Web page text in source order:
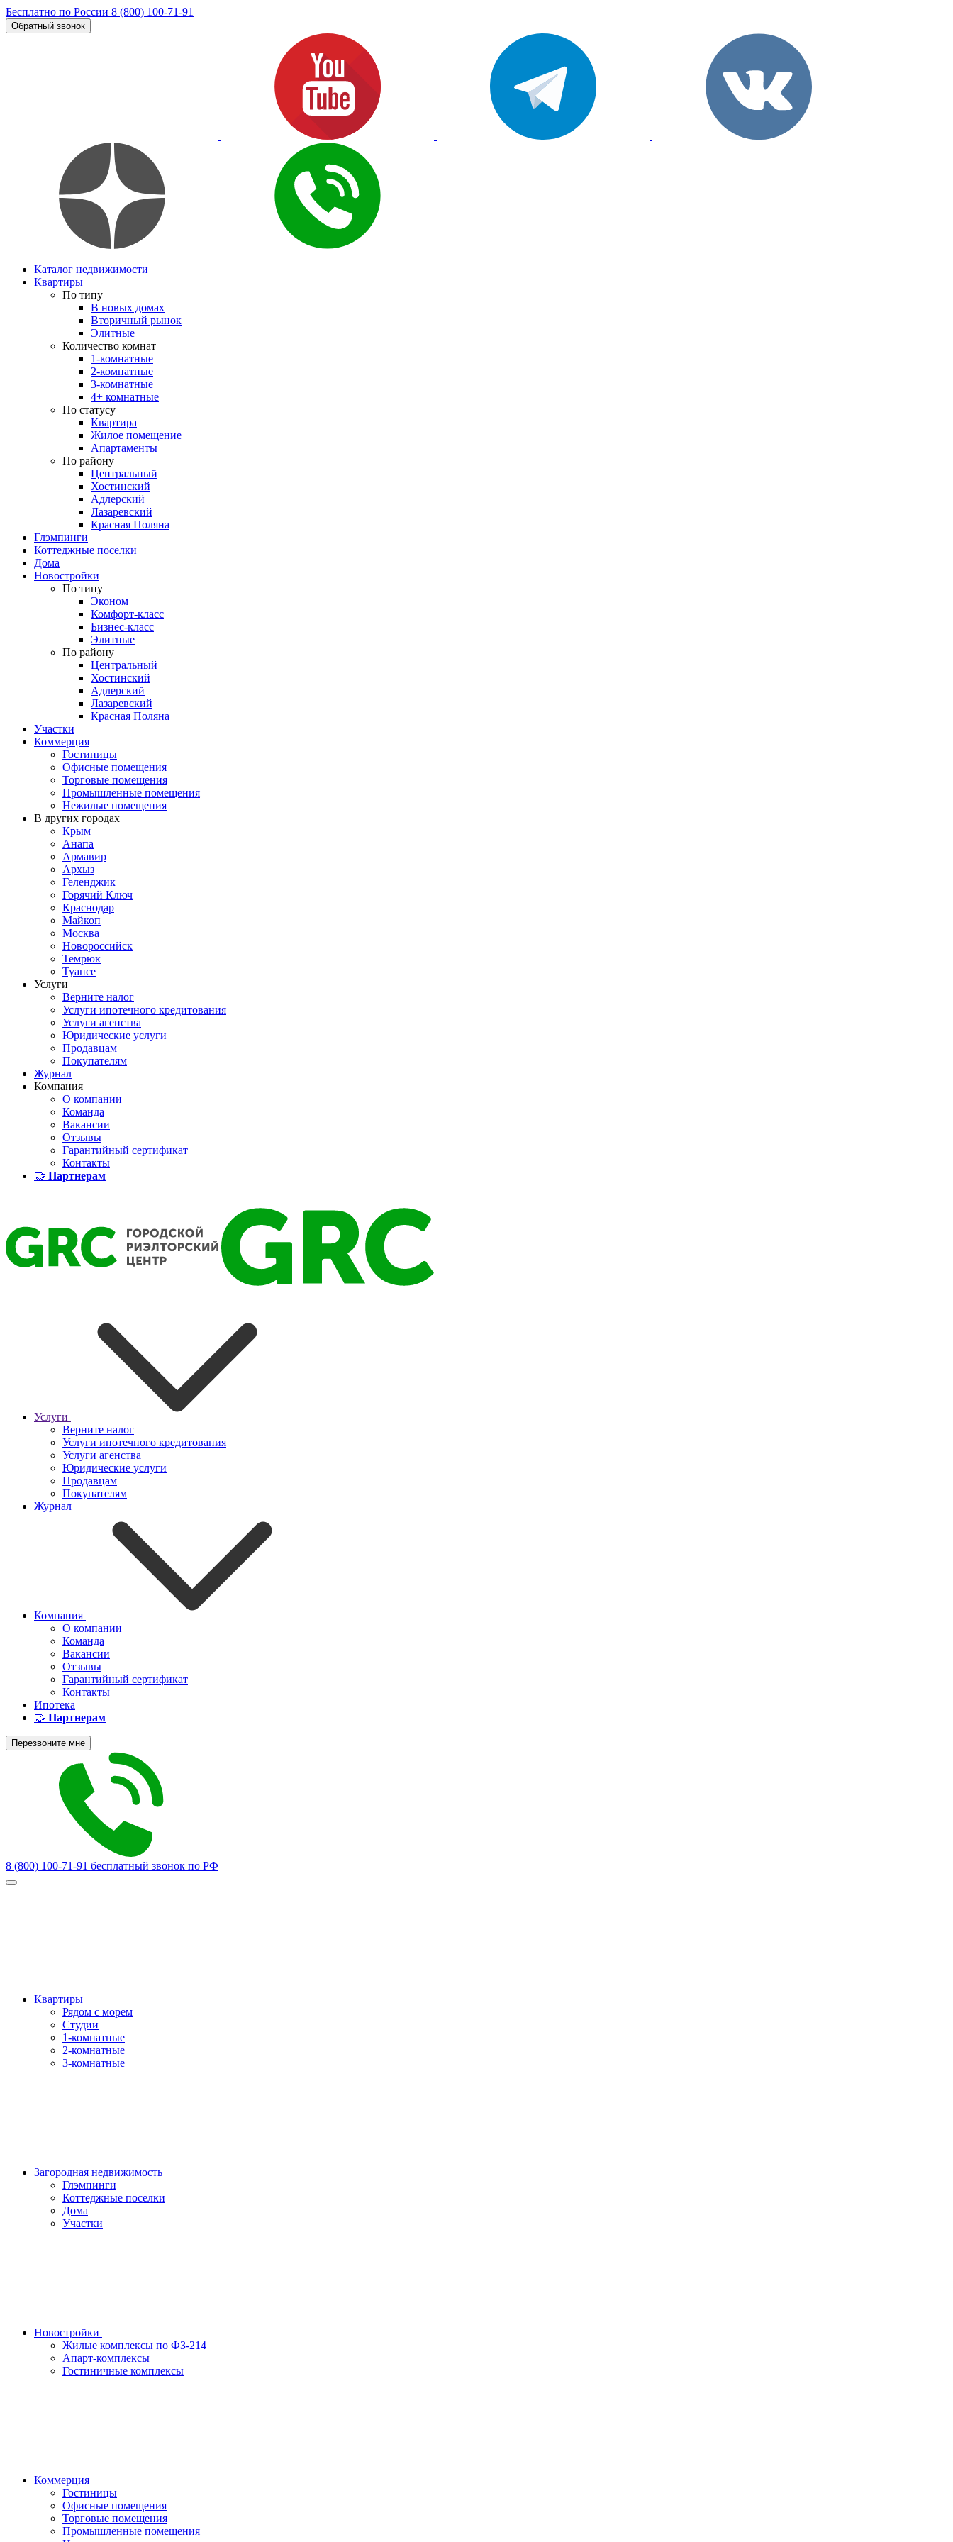
Бесплатно по России 8 (800) 100-71-91
Обратный звонок
Каталог недвижимости
Квартиры
По типу
В новых домах
Вторичный рынок
Элитные
Количество комнат
1-комнатные
2-комнатные
3-комнатные
4+ комнатные
По статусу
Квартира
Жилое помещение
Апартаменты
По району
Центральный
Хостинский
Адлерский
Лазаревский
Красная Поляна
Глэмпинги
Коттеджные поселки
Дома
Новостройки
По типу
Эконом
Комфорт-класс
Бизнес-класс
Элитные
По району
Центральный
Хостинский
Адлерский
Лазаревский
Красная Поляна
Участки
Коммерция
Гостиницы
Офисные помещения
Торговые помещения
Промышленные помещения
Нежилые помещения
В других городах
Крым
Анапа
Армавир
Архыз
Геленджик
Горячий Ключ
Краснодар
Майкоп
Москва
Новороссийск
Темрюк
Туапсе
Услуги
Верните налог
Услуги ипотечного кредитования
Услуги агенства
Юридические услуги
Продавцам
Покупателям
Журнал
Компания
О компании
Команда
Вакансии
Отзывы
Гарантийный сертификат
Контакты
🤝 Партнерам
Услуги
Верните налог
Услуги ипотечного кредитования
Услуги агенства
Юридические услуги
Продавцам
Покупателям
Журнал
Компания
О компании
Команда
Вакансии
Отзывы
Гарантийный сертификат
Контакты
Ипотека
🤝 Партнерам
Перезвоните мне
8 (800) 100-71-91 бесплатный звонок по РФ
Квартиры
Рядом с морем
Студии
1-комнатные
2-комнатные
3-комнатные
Загородная недвижимость
Глэмпинги
Коттеджные поселки
Дома
Участки
Новостройки
Жилые комплексы по ФЗ-214
Апарт-комплексы
Гостиничные комплексы
Коммерция
Гостиницы
Офисные помещения
Торговые помещения
Промышленные помещения